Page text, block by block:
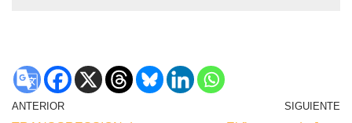
ANTERIOR SIGUIENTE